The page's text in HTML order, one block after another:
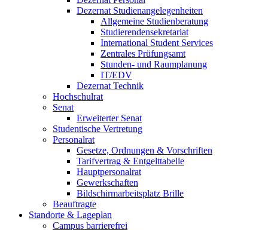
Dezernat Studienangelegenheiten
Allgemeine Studienberatung
Studierendensekretariat
International Student Services
Zentrales Prüfungsamt
Stunden- und Raumplanung
IT/EDV
Dezernat Technik
Hochschulrat
Senat
Erweiterter Senat
Studentische Vertretung
Personalrat
Gesetze, Ordnungen & Vorschriften
Tarifvertrag & Entgelttabelle
Hauptpersonalrat
Gewerkschaften
Bildschirmarbeitsplatz Brille
Beauftragte
Standorte & Lageplan
Campus barrierefrei